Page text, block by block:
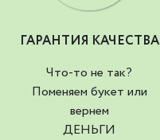
ГАРАНТИЯ КАЧЕСТВА
Что-то не так?
Поменяем букет или
вернем
ДЕНЬГИ